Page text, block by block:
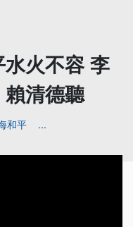
火不容 李
賴清德聽
和平 ...